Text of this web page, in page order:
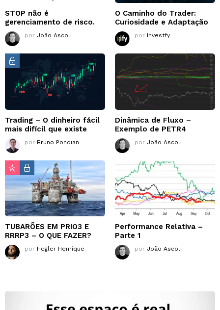
STOP não é
gerenciamento de risco.
por João Ascoli
O Caminho do Trader:
Curiosidade e Adaptação
por Investfy
Trading – O dinheiro fácil
mais difícil que existe
por Bruno Pondian
Dinâmica de Fluxo –
Exemplo de PETR4
por João Ascoli
TUBARÕES EM PRIO3 E
RRRP3 – O QUE FAZER?
por Hegler Henrique
Performance Relativa –
Parte 1
por João Ascoli